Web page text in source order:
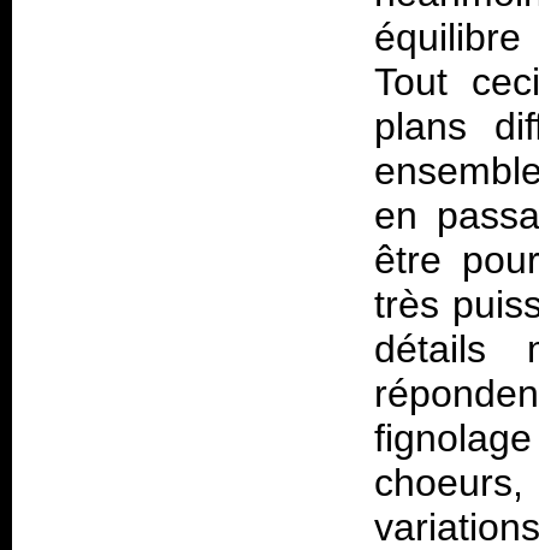
Tout
plans
en
être
très
détails